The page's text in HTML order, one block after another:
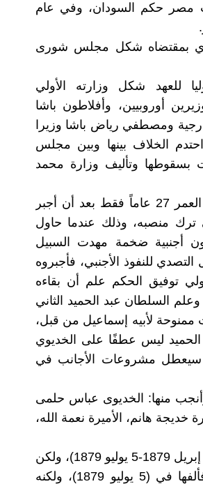
مصر حكم السودان، وفي عام
الذي بمقتضاه شكل مجلس شورى
للعهد شكل وزارته الأولي
وكانت تضم وزيرين أوروبيين، وأفلاطون باشا
ومصطفي رياض باشا وزيرا
احتدم الخلاف بينها وبين مجلس
بسقوطها وتأليف وزارة محمد
تسلّم الحكم في 26 يوليو 1879م وكان يبلغ من العمر 27 عاماً فقط بعد أن أجبر
ترك منصبه، وذلك عندما حاول
أجنبية ضخمة مهدت السبيل
للنفوذ الأجنبي، فأجبروه
توفيق الحكم علم أن بقاءه
السلطان عبد الحميد الثاني
ممنوحة لأبيه إسماعيل من قبل،
ليس عطفًا على الخديوي
سيعطل مشروعات الأجانب في
أمينة هانم إلهامى عام 1873م، وأنجب منها: الخديوى عباس حلمى
خديجة هانم، الأميرة نعمة الله،
بعد توليه الحكم، استقالت نظارة شريف الأولى (7 إبريل 1879-5 يوليو 1879)، ولكن
الخديوي توفيق طلب منه تأليف نظارة جديدة، فألفها في (5 يوليو 1879)، ولكنه